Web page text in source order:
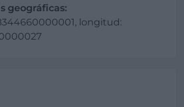
geográficas:
longitud: